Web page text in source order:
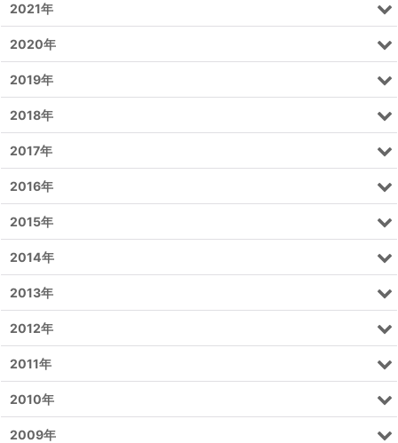
2021年
2020年
2019年
2018年
2017年
2016年
2015年
2014年
2013年
2012年
2011年
2010年
2009年